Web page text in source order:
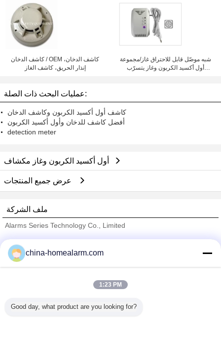
الكاشف
كاشف الدخان / OEM كاشف الدخان،
إنذار الحريق، كاشف الغاز
شبه موصّل قابل للاحتراق غاز/مجموعة
أول أكسيد الكربون وغاز يتسرّب
عمليات البحث ذات الصلة:
كاشف أول أكسيد الكربون وكاشف الدخان
أفضل كاشف للدخان وأول أكسيد الكربون
detection meter
أول أكسيد الكربون وغاز مكشاف
ملف الشركة
Alarms Series Technology Co., Limited
Trust Seal
Verified Suplier
جميع المنتجات
china-homealarm.com
1:23 PM
Good day, what product are you looking for?